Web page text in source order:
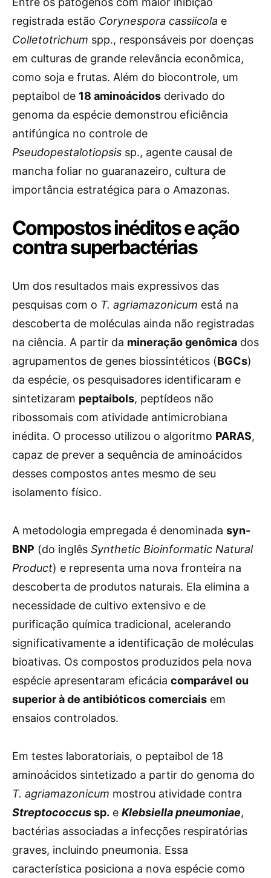
registrada estão Corynespora cassiicola e
Colletotrichum spp., responsáveis por doenças
em culturas de grande relevância econômica,
como soja e frutas. Além do biocontrole, um
peptaibol de 18 aminoácidos derivado do
genoma da espécie demonstrou eficiência
antifúngica no controle de
Pseudopestalotiopsis sp., agente causal de
mancha foliar no guaranazeiro, cultura de
importância estratégica para o Amazonas.
Compostos inéditos e ação
contra superbactérias
Um dos resultados mais expressivos das
pesquisas com o T. agriamazonicum está na
descoberta de moléculas ainda não registradas
na ciência. A partir da mineração genômica dos
agrupamentos de genes biossintéticos (BGCs)
da espécie, os pesquisadores identificaram e
sintetizaram peptaibols, peptídeos não
ribossomais com atividade antimicrobiana
inédita. O processo utilizou o algoritmo PARAS,
capaz de prever a sequência de aminoácidos
desses compostos antes mesmo de seu
isolamento físico.
A metodologia empregada é denominada syn-
BNP (do inglês Synthetic Bioinformatic Natural
Product) e representa uma nova fronteira na
descoberta de produtos naturais. Ela elimina a
necessidade de cultivo extensivo e de
purificação química tradicional, acelerando
significativamente a identificação de moléculas
bioativas. Os compostos produzidos pela nova
espécie apresentaram eficácia comparável ou
superior à de antibióticos comerciais em
ensaios controlados.
Em testes laboratoriais, o peptaibol de 18
aminoácidos sintetizado a partir do genoma do
T. agriamazonicum mostrou atividade contra
Streptococcussp. e Klebsiella pneumoniae,
bactérias associadas a infecções respiratórias
graves, incluindo pneumonia. Essa
característica posiciona a nova espécie como